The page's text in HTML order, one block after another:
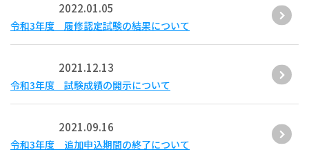
2022.01.05
令和3年度 履修認定試験の結果について
2021.12.13
令和3年度 試験成績の開示について
2021.09.16
令和3年度 追加申込期間の終了について